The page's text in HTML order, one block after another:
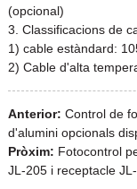
(opcional)
3. Classificacions de
1) cable estàndard:
2) Cable d'alta
Anterior: Control de
d'alumini opcionals
Pròxim: Fotocontrol
JL-205 i receptacle